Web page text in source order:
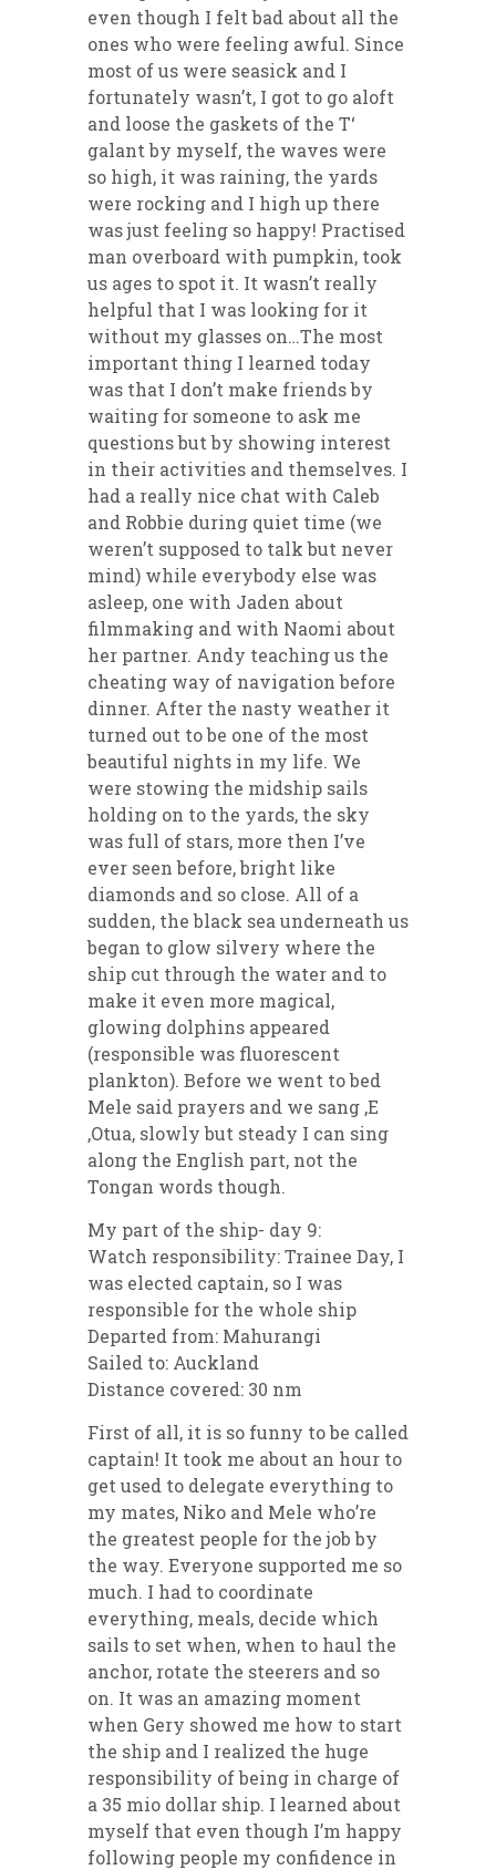
even though I felt bad about all the
ones who were feeling awful. Since
most of us were seasick and I
fortunately wasn’t, I got to go aloft
and loose the gaskets of the T‘
galant by myself, the waves were
so high, it was raining, the yards
were rocking and I high up there
was just feeling so happy! Practised
man overboard with pumpkin, took
us ages to spot it. It wasn’t really
helpful that I was looking for it
without my glasses on…The most
important thing I learned today
was that I don’t make friends by
waiting for someone to ask me
questions but by showing interest
in their activities and themselves. I
had a really nice chat with Caleb
and Robbie during quiet time (we
weren’t supposed to talk but never
mind) while everybody else was
asleep, one with Jaden about
filmmaking and with Naomi about
her partner. Andy teaching us the
cheating way of navigation before
dinner. After the nasty weather it
turned out to be one of the most
beautiful nights in my life. We
were stowing the midship sails
holding on to the yards, the sky
was full of stars, more then I’ve
ever seen before, bright like
diamonds and so close. All of a
sudden, the black sea underneath us
began to glow silvery where the
ship cut through the water and to
make it even more magical,
glowing dolphins appeared
(responsible was fluorescent
plankton). Before we went to bed
Mele said prayers and we sang ‚E
‚Otua, slowly but steady I can sing
along the English part, not the
Tongan words though.
My part of the ship- day 9:
Watch responsibility: Trainee Day, I
was elected captain, so I was
responsible for the whole ship
Departed from: Mahurangi
Sailed to: Auckland
Distance covered: 30 nm
First of all, it is so funny to be called
captain! It took me about an hour to
get used to delegate everything to
my mates, Niko and Mele who’re
the greatest people for the job by
the way. Everyone supported me so
much. I had to coordinate
everything, meals, decide which
sails to set when, when to haul the
anchor, rotate the steerers and so
on. It was an amazing moment
when Gery showed me how to start
the ship and I realized the huge
responsibility of being in charge of
a 35 mio dollar ship. I learned about
myself that even though I’m happy
following people my confidence in